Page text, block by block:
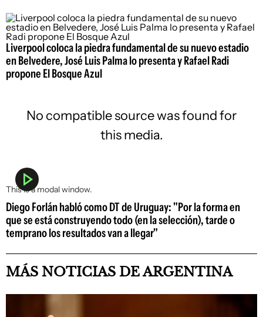
Liverpool coloca la piedra fundamental de su nuevo estadio
en Belvedere, José Luis Palma lo presenta y Rafael Radi
propone El Bosque Azul
This is a modal window.
No compatible source was found for
this media.
Diego Forlán habló como DT de Uruguay: "Por la forma en
que se está construyendo todo (en la selección), tarde o
temprano los resultados van a llegar"
MÁS NOTICIAS DE ARGENTINA